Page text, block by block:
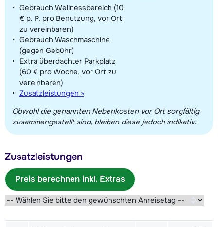
Gebrauch Wellnessbereich (10
€ p. P. pro Benutzung, vor Ort
zu vereinbaren)
Gebrauch Waschmaschine
(gegen Gebühr)
Extra überdachter Parkplatz
(60 € pro Woche, vor Ort zu
vereinbaren)
Zusatzleistungen »
Obwohl die genannten Nebenkosten vor Ort sorgfältig
zusammengestellt sind, bleiben diese jedoch indikativ.
Zusatzleistungen
Preis berechnen inkl. Extras